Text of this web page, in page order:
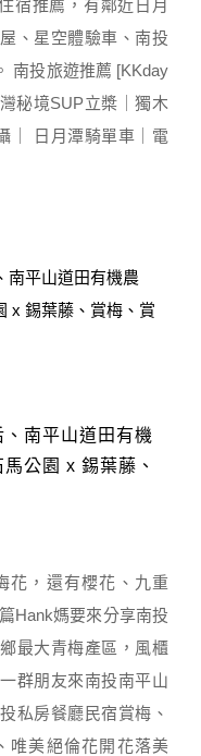
宿推薦，有鄰近日月
、星空體驗車、南投
南投旅遊推薦 [KKday
秘境SUP立槳｜獨木
｜ 日月潭騎單車｜電
南平山道田有機
公園 x 錫葉藤、
花，還有櫻花、九重
Hank媽要來分享南投
最大青梅產區，風櫃
群朋友來南投南平山
私房餐廳民宿賞梅、
唯美絕倫花開花落美